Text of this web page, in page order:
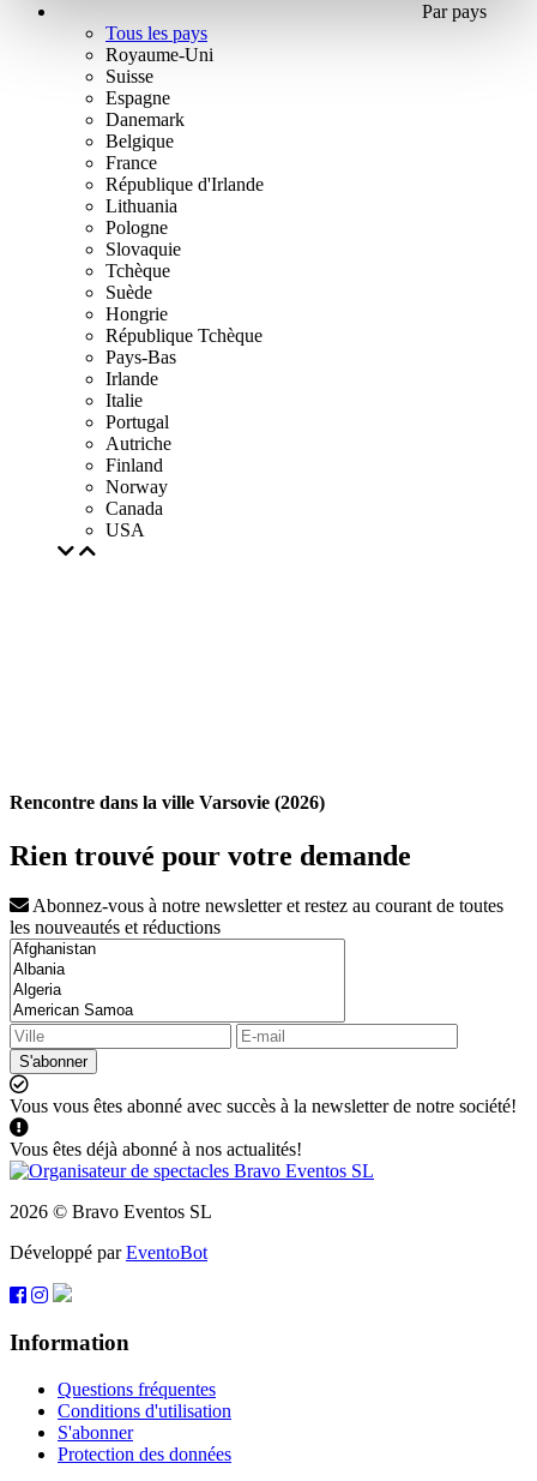
Par pays
Tous les pays
Royaume-Uni
Suisse
Espagne
Danemark
Belgique
France
République d'Irlande
Lithuania
Pologne
Slovaquie
Tchèque
Suède
Hongrie
République Tchèque
Pays-Bas
Irlande
Italie
Portugal
Autriche
Finland
Norway
Canada
USA
Rencontre dans la ville Varsovie (2026)
Rien trouvé pour votre demande
Abonnez-vous à notre newsletter et restez au courant de toutes
les nouveautés et réductions
S'abonner
Vous vous êtes abonné avec succès à la newsletter de notre société!
Vous êtes déjà abonné à nos actualités!
2026 © Bravo Eventos SL
Développé parEventoBot
Information
Questions fréquentes
Conditions d'utilisation
S'abonner
Protection des données